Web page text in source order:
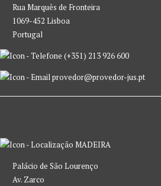
Rua Marquês de Fronteira
1069-452 Lisboa
Portugal
(+351) 213 926 600
provedor@provedor-jus.pt
MADEIRA
Palácio de São Lourenço
Av. Zarco